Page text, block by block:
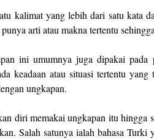
kalimat yang lebih dari satu kata
arti atau makna tertentu
ini umumnya juga dipakai pada
keadaan atau situasi tertentu
ungkapan.
diri memakai ungkapan itu hingga
Salah satunya ialah bahasa